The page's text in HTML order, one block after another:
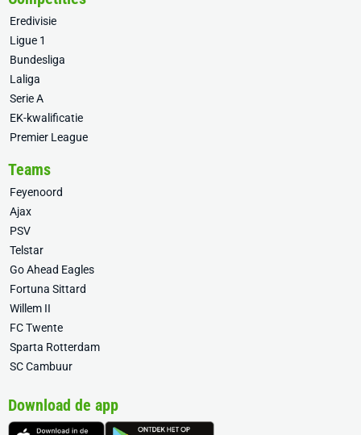
Eredivisie
Ligue 1
Bundesliga
Laliga
Serie A
EK-kwalificatie
Premier League
Teams
Feyenoord
Ajax
PSV
Telstar
Go Ahead Eagles
Fortuna Sittard
Willem II
FC Twente
Sparta Rotterdam
SC Cambuur
Download de app